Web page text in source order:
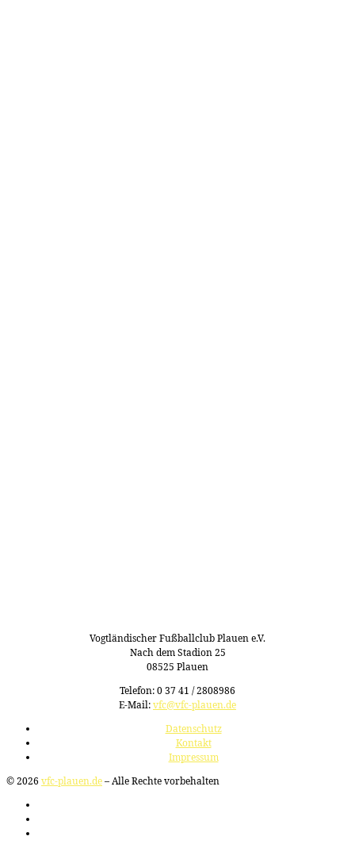
Vogtländischer Fußballclub Plauen e.V.
Nach dem Stadion 25
08525 Plauen
Telefon: 0 37 41 / 2808986
E-Mail:vfc@vfc-plauen.de
Datenschutz
Kontakt
Impressum
© 2026 vfc-plauen.de– Alle Rechte vorbehalten